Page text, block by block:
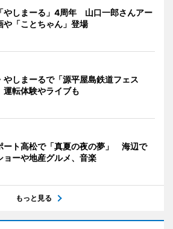
やしまーる」4周年 山口一郎さんアー
や「ことちゃん」登場
やしまーるで「源平屋島鉄道フェス
転体験やライブも
ート高松で「真夏の夜の夢」 海辺で
ョーや地産グルメ、音楽
もっと見る